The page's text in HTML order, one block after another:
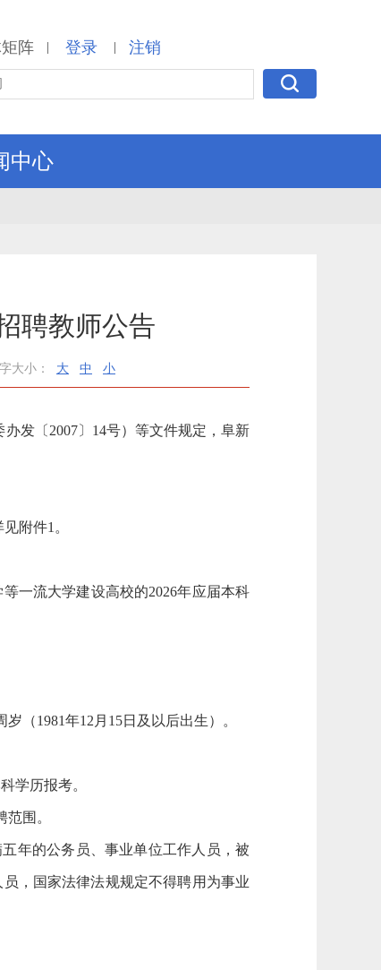
阵 | 登录 | 注销
中心
聘教师公告
大小： 大 中 小
发〔2007〕14号）等文件规定，阜新
附件1。
一流大学建设高校的2026年应届本科
（1981年12月15日及以后出生）。
学历报考。
围。
年的公务员、事业单位工作人员，被
，国家法律法规规定不得聘用为事业